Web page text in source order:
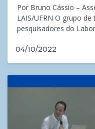
Por Bruno Cássio –
LAIS/UFRN O grupo
pesquisadores do
04/10/2022